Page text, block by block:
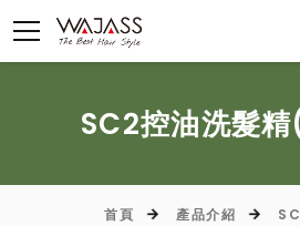
SC2控油洗髮
首頁 產品介紹